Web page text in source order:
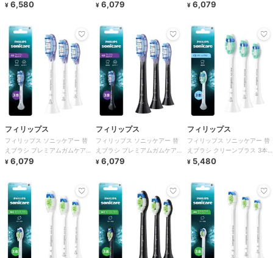
ンワン 3本組 ブラック
¥ 6,580 3本組 ホワイト
¥ 6,079 3本組 ブラック
¥ 6,079
フィリップス
フィリップス ソニッケアー 替
えブラシ プレミアムガムケア
3本組 ホワイト
¥ 6,079
フィリップス
フィリップス ソニッケアー 替
えブラシ プレミアムガムケア
3本組 ブラック
¥ 6,079
フィリップス
フィリップス ソニッケアー 替
えブラシ クリーンプラス 3本
組 ホワイト
¥ 5,480